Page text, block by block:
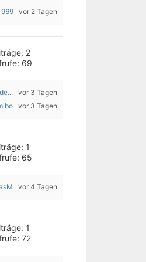
vor 2 Tagen
2
69
vor 3 Tagen
vor 3 Tagen
1
65
vor 4 Tagen
1
72